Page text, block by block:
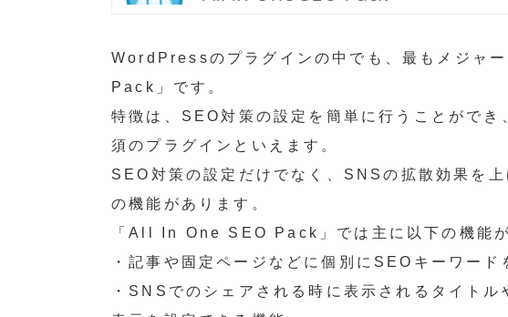
WordPressのプラグインの中でも、最もメジャ
Pack」です。
特徴は、SEO対策の設定を簡単に行うことがで
須のプラグインといえます。
SEO対策の設定だけでなく、SNSの拡散効果を
の機能があります。
「All In One SEO Pack」では主に以下の機能が
・記事や固定ページなどに個別にSEOキーワー
・SNSでのシェアされる時に表示されるタイト